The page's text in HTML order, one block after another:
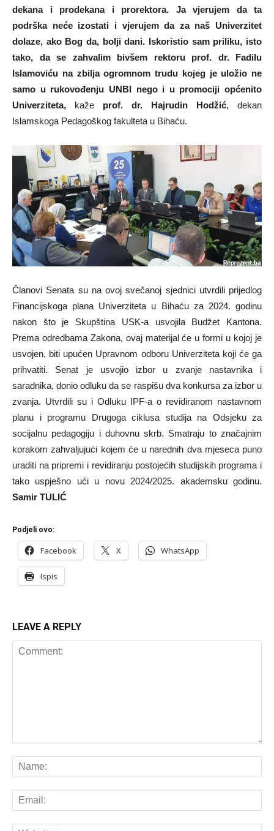
dekana i prodekana i prorektora. Ja vjerujem da ta
podrška neće izostati i vjerujem da za naš Univerzitet
dolaze, ako Bog da, bolji dani. Iskoristio sam priliku, isto
tako, da se zahvalim bivšem rektoru prof. dr. Fadilu
Islamoviću na zbilja ogromnom trudu kojeg je uložio ne
samo u rukovođenju UNBI nego i u promociji općenito
Univerziteta, kaže prof. dr. Hajrudin Hodžić, dekan
Islamskoga Pedagoškog fakulteta u Bihaću.
Članovi Senata su na ovoj svečanoj sjednici utvrdili prijedlog
Financijskoga plana Univerziteta u Bihaću za 2024. godinu
nakon što je Skupština USK-a usvojila Budžet Kantona.
Prema odredbama Zakona, ovaj materijal će u formi u kojoj je
usvojen, biti upućen Upravnom odboru Univerziteta koji će ga
prihvatiti. Senat je usvojio izbor u zvanje nastavnika i
saradnika, donio odluku da se raspišu dva konkursa za izbor u
zvanja. Utvrdili su i Odluku IPF-a o revidiranom nastavnom
planu i programu Drugoga ciklusa studija na Odsjeku za
socijalnu pedagogiju i duhovnu skrb. Smatraju to značajnim
korakom zahvaljujući kojem će u narednih dva mjeseca puno
uraditi na pripremi i revidiranju postojećih studijskih programa i
tako uspješno ući u novu 2024/2025. akademsku godinu.
Samir TULIĆ
Podjeli ovo:
Facebook X WhatsApp
Ispis
LEAVE A REPLY